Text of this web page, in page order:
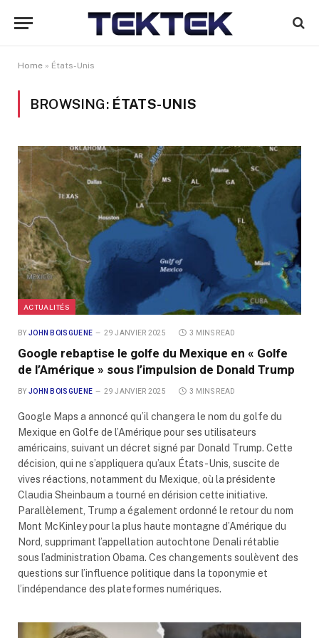
Home » États-Unis
BROWSING: ÉTATS-UNIS
ACTUALITÉS
BY JOHN BOISGUENE 29 JANVIER 2025 3 MINS READ
Google rebaptise le golfe du Mexique en « Golfe
de l’Amérique » sous l’impulsion de Donald Trump
BY JOHN BOISGUENE 29 JANVIER 2025 3 MINS READ
Google Maps a annoncé qu’il changera le nom du golfe du
Mexique en Golfe de l’Amérique pour ses utilisateurs
américains, suivant un décret signé par Donald Trump. Cette
décision, qui ne s’appliquera qu’aux États-Unis, suscite de
vives réactions, notamment du Mexique, où la présidente
Claudia Sheinbaum a tourné en dérision cette initiative.
Parallèlement, Trump a également ordonné le retour du nom
Mont McKinley pour la plus haute montagne d’Amérique du
Nord, supprimant l’appellation autochtone Denali rétablie
sous l’administration Obama. Ces changements soulèvent des
questions sur l’influence politique dans la toponymie et
l’indépendance des plateformes numériques.